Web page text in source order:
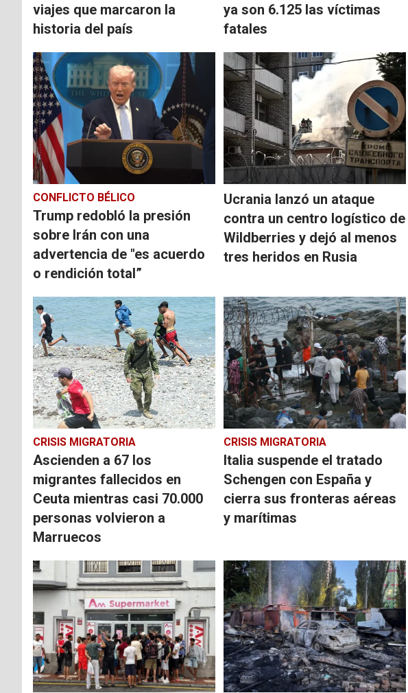
viajes que marcaron la
historia del país
ya son 6.125 las víctimas
fatales
CONFLICTO BÉLICO
Trump redobló la presión
sobre Irán con una
advertencia de "es acuerdo
o rendición total”
Ucrania lanzó un ataque
contra un centro logístico de
Wildberries y dejó al menos
tres heridos en Rusia
CRISIS MIGRATORIA
Ascienden a 67 los
migrantes fallecidos en
Ceuta mientras casi 70.000
personas volvieron a
Marruecos
CRISIS MIGRATORIA
Italia suspende el tratado
Schengen con España y
cierra sus fronteras aéreas
y marítimas